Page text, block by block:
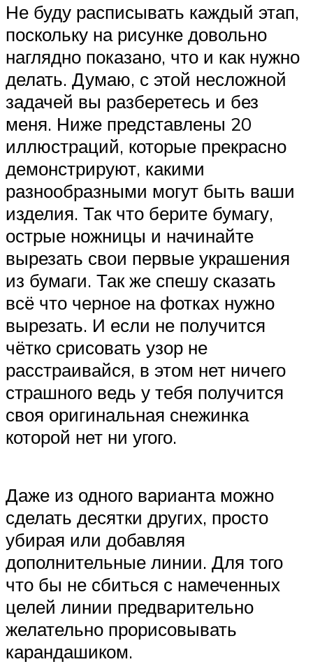
Не буду расписывать каждый этап,
поскольку на рисунке довольно
наглядно показано, что и как нужно
делать. Думаю, с этой несложной
задачей вы разберетесь и без
меня. Ниже представлены 20
иллюстраций, которые прекрасно
демонстрируют, какими
разнообразными могут быть ваши
изделия. Так что берите бумагу,
острые ножницы и начинайте
вырезать свои первые украшения
из бумаги. Так же спешу сказать
всё что черное на фотках нужно
вырезать. И если не получится
чётко срисовать узор не
расстраивайся, в этом нет ничего
страшного ведь у тебя получится
своя оригинальная снежинка
которой нет ни угого.
Даже из одного варианта можно
сделать десятки других, просто
убирая или добавляя
дополнительные линии. Для того
что бы не сбиться с намеченных
целей линии предварительно
желательно прорисовывать
карандашиком.